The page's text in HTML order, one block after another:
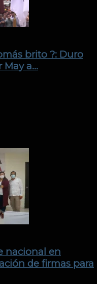
brito ?: Duro
May a…
nacional en
de firmas para